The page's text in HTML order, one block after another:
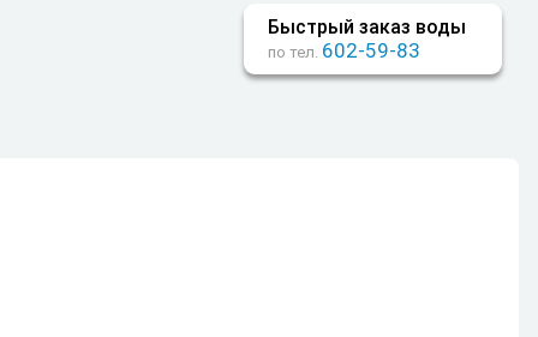
Быстрый заказ воды
по тел. 602-59-83